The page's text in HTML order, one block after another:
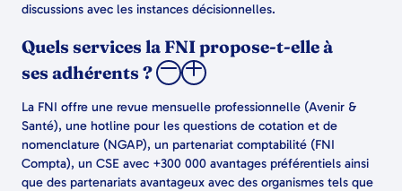
discussions avec les instances décisionnelles.
Quels services la FNI propose-t-elle à
ses adhérents ?
La FNI offre une revue mensuelle professionnelle (Avenir &
Santé), une hotline pour les questions de cotation et de
nomenclature (NGAP), un partenariat comptabilité (FNI
Compta), un CSE avec +300 000 avantages préférentiels ainsi
que des partenariats avantageux avec des organismes tels que